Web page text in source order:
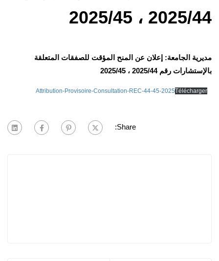
2025/44 ، 2025/45
مديرية الجامعة: إعلان عن المنح المؤقت للصفقات المتعلقة
بالإستشارات رقم 2025/44 ، 2025/45
Attribution-Provisoire-Consultation-REC-44-45-2025Télécharger
Share: